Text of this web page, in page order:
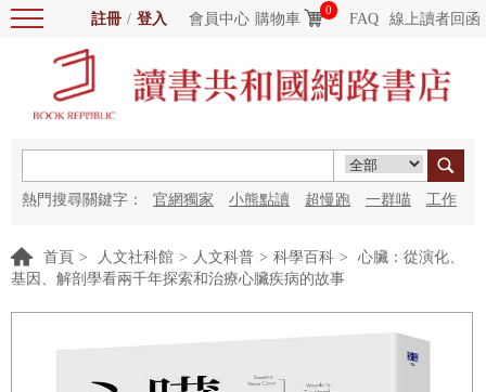
註冊 / 登入 會員中心 購物車
0
FAQ 線上讀者回函
熱門搜尋關鍵字： 官網獨家 小熊點讀 超慢跑 一群喵 工作
首頁 > 人文社科館 > 人文科普 > 科學百科 >
心臟：從演化、
基因、解剖學看兩千年探索和治療心臟疾病的故事